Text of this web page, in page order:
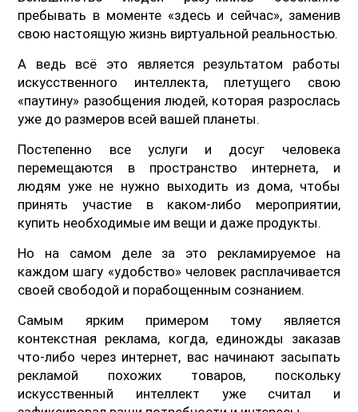
пребывать в моменте «здесь и сейчас», заменив
свою настоящую жизнь виртуальной реальностью.
А ведь всё это является результатом работы
искусственного интеллекта, плетущего свою
«паутину» разобщения людей, которая разрослась
уже до размеров всей вашей планеты.
Постепенно все услуги и досуг человека
перемещаются в пространство интернета, и
людям уже не нужно выходить из дома, чтобы
принять участие в каком-либо мероприятии,
купить необходимые им вещи и даже продукты.
Но на самом деле за это рекламируемое на
каждом шагу «удобство» человек расплачивается
своей свободой и порабощенным сознанием.
Самым ярким примером тому является
контекстная реклама, когда, единожды заказав
что-либо через интернет, вас начинают засыпать
рекламой похожих товаров, поскольку
искусственный интеллект уже считал и